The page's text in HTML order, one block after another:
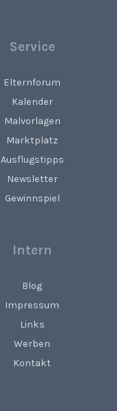
Service
Elternforum
Kalender
Malvorlagen
Marktplatz
Ausflugstipps
Newsletter
Gewinnspiel
Intern
Blog
Impressum
Links
Werben
Kontakt